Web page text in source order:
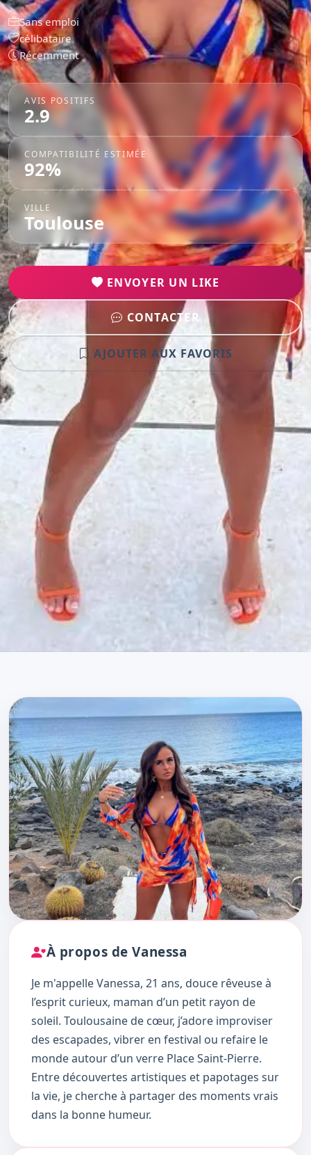
Sans emploi
célibataire
Récemment
AVIS POSITIFS
2.9
COMPATIBILITÉ ESTIMÉE
92%
VILLE
Toulouse
ENVOYER UN LIKE
CONTACTER
AJOUTER AUX FAVORIS
À propos de Vanessa
Je m'appelle Vanessa, 21 ans, douce rêveuse à
l’esprit curieux, maman d’un petit rayon de
soleil. Toulousaine de cœur, j’adore improviser
des escapades, vibrer en festival ou refaire le
monde autour d’un verre Place Saint-Pierre.
Entre découvertes artistiques et papotages sur
la vie, je cherche à partager des moments vrais
dans la bonne humeur.